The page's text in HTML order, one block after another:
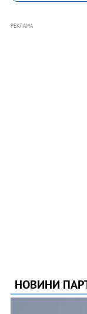
РЕКЛАМА